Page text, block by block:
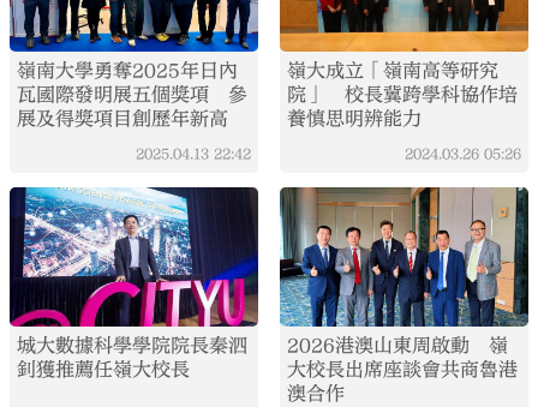
嶺南大學勇奪2025年日內
瓦國際發明展五個獎項 參
展及得獎項目創歷年新高
2025.04.13 22:42
嶺大成立「嶺南高等研究
院」 校長冀跨學科協作培
養慎思明辨能力
2024.03.26 05:26
城大數據科學學院院長秦泗
釗獲推薦任嶺大校長
2026港澳山東周啟動 嶺
大校長出席座談會共商魯港
澳合作